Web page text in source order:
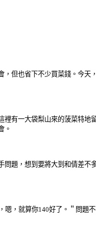
但也省下不少買菜錢。今天
有一大袋梨山來的菠菜特地
。
題，想到要將大到和倩差不
，就算你140好了。＂問題